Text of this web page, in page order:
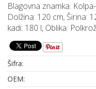
Blagovna znamka:
Dolžina: 120 cm, Širina:
kadi: 180 l, Oblika:
Šifra:
OEM: